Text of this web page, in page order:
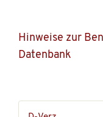
Hinweise zur
Datenbank